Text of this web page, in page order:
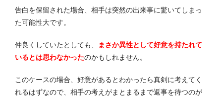
告白を保留された場合、相手は突然の出来事に驚いてしまっ
た可能性大です。
仲良くしていたとしても、
まさか異性として好意を持たれて
いるとは思わなかったのかもしれません。
このケースの場合、好意があるとわかったら真剣に考えてく
れるはずなので、相手の考えがまとまるまで返事を待つのが